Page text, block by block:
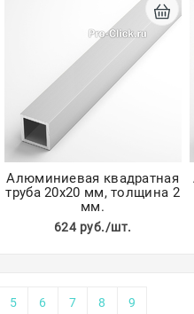
Алюминиевая квадратная
труба 20х20 мм, толщина 2
мм.
624 руб./шт.
5 6 7 8 9